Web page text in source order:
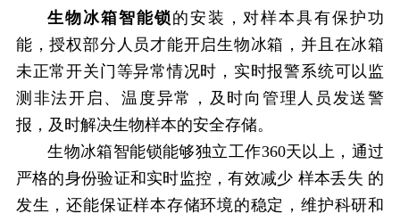
生物冰箱智能锁 的安装，对样本具有保护功
能，授权部分人员才能开启生物冰箱，并且在冰箱
未正常开关门等异常情况时，实时报警系统可以监
测非法开启、温度异常，及时向管理人员发送警
报，及时解决生物样本的安全存储。
生物冰箱智能锁能够独立工作360天以上， 通过
严格的身份验证和实时监控，有效减少 样本丢失 的
发生，还能保证样本存储环境的稳定，维护科研和